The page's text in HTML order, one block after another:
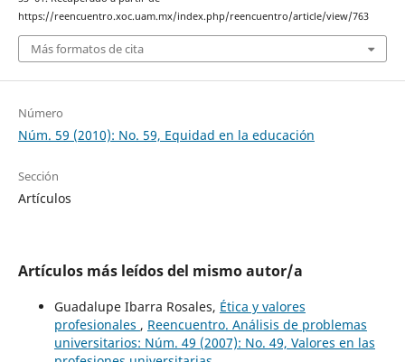
https://reencuentro.xoc.uam.mx/index.php/reencuentro/article/view/763
Más formatos de cita
Número
Núm. 59 (2010): No. 59, Equidad en la educación
Sección
Artículos
Artículos más leídos del mismo autor/a
Guadalupe Ibarra Rosales, Ética y valores
profesionales , Reencuentro. Análisis de problemas
universitarios: Núm. 49 (2007): No. 49, Valores en las